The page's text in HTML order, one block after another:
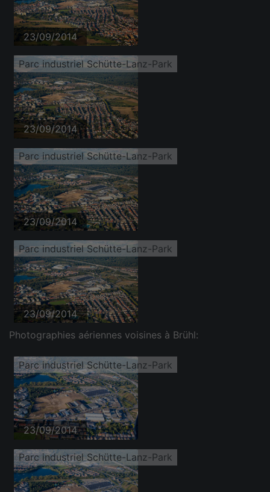
23/09/2014
Parc industriel Schütte-Lanz-Park
23/09/2014
Parc industriel Schütte-Lanz-Park
23/09/2014
Parc industriel Schütte-Lanz-Park
23/09/2014
Photographies aériennes voisines à Brühl:
Parc industriel Schütte-Lanz-Park
23/09/2014
Parc industriel Schütte-Lanz-Park